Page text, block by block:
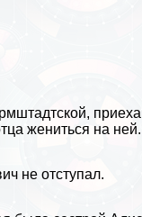
жениться на ней.
не отступал.